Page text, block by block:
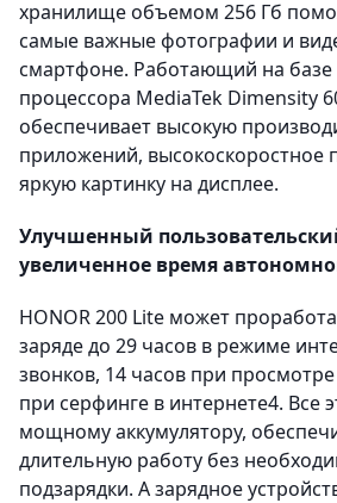
хранилище объемом 256 Гб
самые важные фотографии и
смартфоне. Работающий на
процессора MediaTek Dimensity
обеспечивает высокую
приложений, высокоскоростное
яркую картинку на дисплее.
Улучшенный
увеличенное время
HONOR 200 Lite может
заряде до 29 часов в режиме
звонков, 14 часов при
при серфинге в интернете4. Все
мощному аккумулятору,
длительную работу без
подзарядки. А зарядное